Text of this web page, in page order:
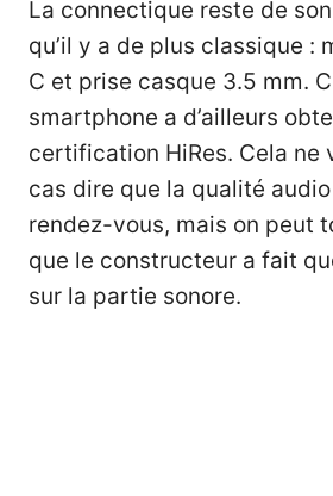
La connectique reste de
qu’il y a de plus classique :
C et prise casque 3.5 mm.
smartphone a d’ailleurs
certification HiRes. Cela ne
cas dire que la qualité
rendez-vous, mais on peut
que le constructeur a fait
sur la partie sonore.